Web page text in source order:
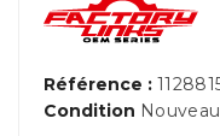
Référence :
Condition Nouveau